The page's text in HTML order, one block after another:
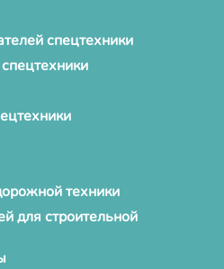
спецтехники
техники
для строительной